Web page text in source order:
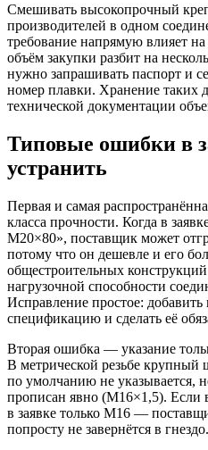
Смешивать высокопрочный
производителей в одном
требование напрямую влияет
объём закупки разбит на
нужно запрашивать паспорт и
номер плавки. Хранение таких
технической документации
Типовые ошибки в
устранить
Первая и самая
класса прочности. Когда в
М20×80», поставщик может
потому что он дешевле и его
общестроительных
нагрузочной способности
Исправление простое:
спецификацию и сделать её
Вторая ошибка — указание
В метрической резьбе крупный
по умолчанию не указывается,
прописан явно (М16×1,5). Если
в заявке только М16 —
попросту не завернётся в гнездо.